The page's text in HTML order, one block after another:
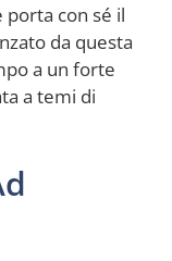
porta con sé il
da questa
a un forte
a temi di